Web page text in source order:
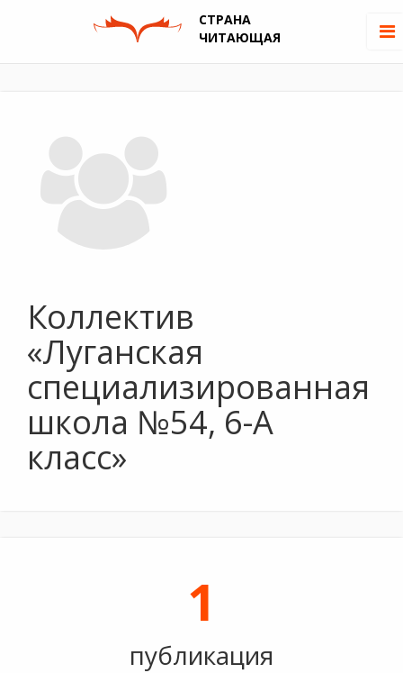
СТРАНА
ЧИТАЮЩАЯ
Коллектив
«Луганская
специализированная
школа №54, 6-А
класс»
1
публикация